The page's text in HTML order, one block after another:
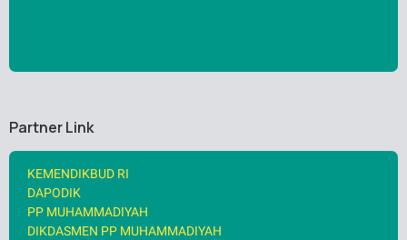
Partner Link
KEMENDIKBUD RI
DAPODIK
PP MUHAMMADIYAH
DIKDASMEN PP MUHAMMADIYAH